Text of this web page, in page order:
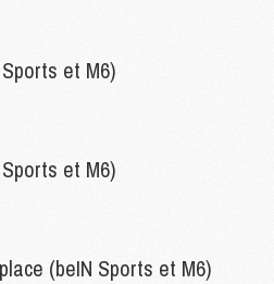
et M6)
et M6)
(beIN Sports et M6)